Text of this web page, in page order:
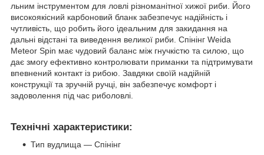
льним інструментом для ловлі різноманітної хижої риби. Його
високоякісний карбоновий бланк забезпечує надійність і
чутливість, що робить його ідеальним для закидання на
дальні відстані та виведення великої риби. Спінінг Weida
Meteor Spin має чудовий баланс між гнучкістю та силою, що
дає змогу ефективно контролювати приманки та підтримувати
впевнений контакт із рибою. Завдяки своїй надійній
конструкції та зручній ручці, він забезпечує комфорт і
задоволення під час риболовлі.
Технічні характеристики:
Тип вудлища — Спінінг